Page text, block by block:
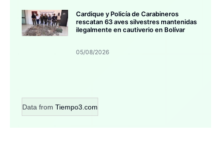
Cardique y Policía de Carabineros
rescatan 63 aves silvestres mantenidas
ilegalmente en cautiverio en Bolívar
05/08/2026
Data from Tiempo3.com